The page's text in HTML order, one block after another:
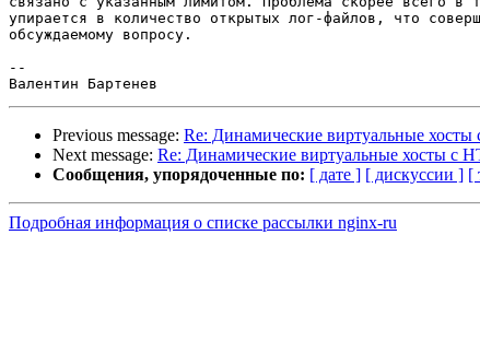
упирается в количество открытых лог-файлов, что
обсуждаемому вопросу.
--
Previous message: Re: Динамические виртуальные хосты
Next message: Re: Динамические виртуальные хосты с
Сообщения, упорядоченные по: [ дате ] [ дискуссии ] [
Подробная информация о списке рассылки nginx-ru